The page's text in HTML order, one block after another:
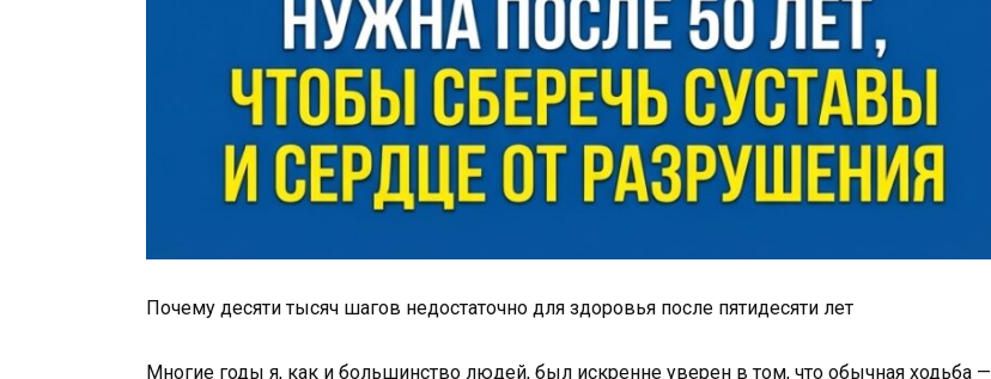
Почему десяти тысяч шагов недостаточно для здоровья после пятидесяти лет
Многие годы я, как и большинство людей, был искренне уверен в том, что обычная ходьба —